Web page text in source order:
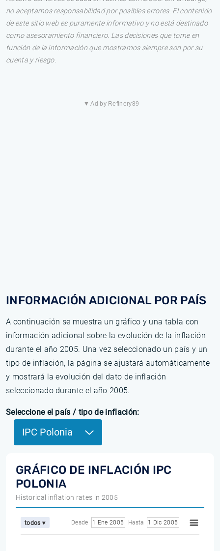
no aceptamos responsabilidad por posibles errores. El contenido
de este sitio web es puramente informativo y no está destinado
como asesoramiento financiero. Las decisiones que tome en
función de la información que mostramos siempre son por su
cuenta y riesgo.
▼ Ad by Refinery89
INFORMACIÓN ADICIONAL POR PAÍS
A continuación se muestra un gráfico y una tabla con
información adicional sobre la evolución de la inflación
durante el año 2005. Una vez seleccionado un país y un
tipo de inflación, la página se ajustará automáticamente
y mostrará la evolución del dato de inflación
seleccionado durante el año 2005.
Seleccione el país / tipo de inflación:
IPC Polonia
GRÁFICO DE INFLACIÓN IPC
POLONIA
Historical inflation rates in 2005
todos ▾ Desde 1 Ene 2005 Hasta 1 Dic 2005